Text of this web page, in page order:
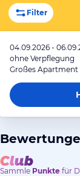
Filter
04.09.2026 -
ohne Verpflegung
Großes Apartment
Sammle Punkte für